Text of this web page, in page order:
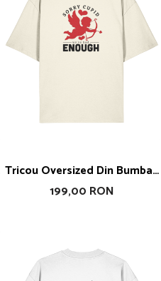
Tricou Oversized Din Bumbac
Organic Sorry Cupid
199,00 RON